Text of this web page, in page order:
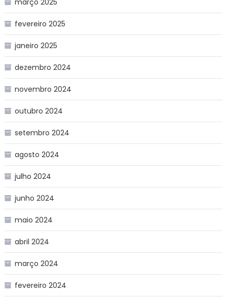
fevereiro 2025
janeiro 2025
dezembro 2024
novembro 2024
outubro 2024
setembro 2024
agosto 2024
julho 2024
junho 2024
maio 2024
abril 2024
março 2024
fevereiro 2024